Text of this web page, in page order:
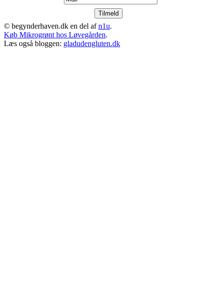
© begynderhaven.dk en del afn1u.
Køb Mikrogrønt hos Løvegården.
Læs også bloggen: gladudengluten.dk